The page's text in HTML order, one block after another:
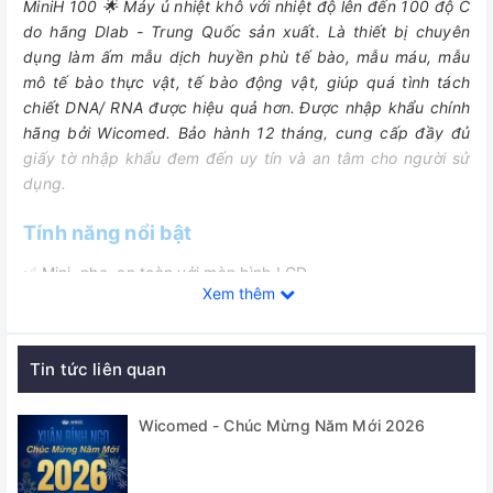
MiniH 100 🌟 Máy ủ nhiệt khô với nhiệt độ lên đến 100 độ C
do hãng Dlab - Trung Quốc sản xuất. Là thiết bị chuyên
dụng làm ấm mẫu dịch huyền phù tế bào, mẫu máu, mẫu
mô tế bào thực vật, tế bào động vật, giúp quá tình tách
chiết DNA/ RNA được hiệu quả hơn. Được nhập khẩu chính
hãng bởi Wicomed. Bảo hành 12 tháng, cung cấp đầy đủ
giấy tờ nhập khẩu đem đến uy tín và an tâm cho người sử
dụng.
Tính năng nổi bật
✅ Mini, nhẹ, an toàn với màn hình LCD
độ chính xác nhiệt độ lâu dài
✅ Bảo vệ quá nhiệt
✅ Chức năng làm mát tùy chọn
Xem thêm
Tin tức liên quan
Wicomed - Chúc Mừng Năm Mới 2026